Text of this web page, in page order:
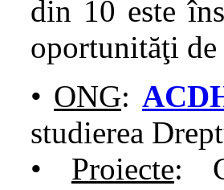
din 10 este
oportunităţi de
• ONG:
studierea
• Proiecte: